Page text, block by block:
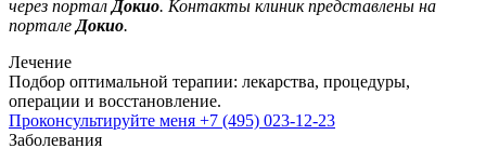
через портал Докио. Контакты клиник представлены на
портале Докио.
Лечение
Подбор оптимальной терапии: лекарства, процедуры,
операции и восстановление.
Проконсультируйте меня +7 (495) 023-12-23
Заболевания